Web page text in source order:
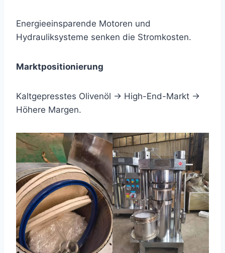
Energieeinsparende Motoren und
Hydrauliksysteme senken die Stromkosten.
Marktpositionierung
Kaltgepresstes Olivenöl → High-End-Markt →
Höhere Margen.